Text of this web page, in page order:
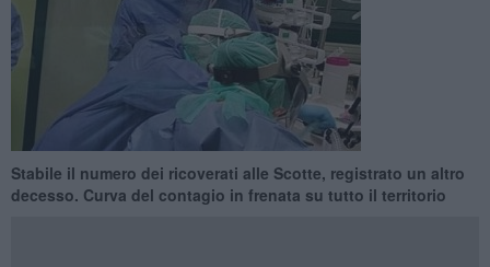
Stabile il numero dei ricoverati alle Scotte, registrato un altro
decesso. Curva del contagio in frenata su tutto il territorio